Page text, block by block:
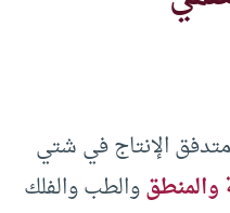
متدفق الإنتاج في شتي
والمنطقوالطب والفلك